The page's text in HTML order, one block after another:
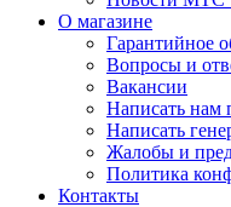
О магазине
Гарантийное
Вопросы и
Вакансии
Написать нам
Написать
Жалобы и
Политика
Контакты